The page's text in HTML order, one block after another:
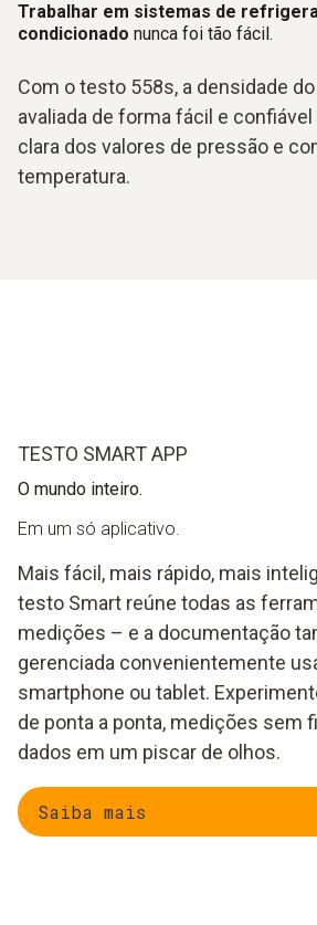
Trabalhar em sistemas de
condicionado nunca foi tão fácil.
Com o testo 558s, a densidade
avaliada de forma fácil e
clara dos valores de pressão e
temperatura.
TESTO SMART APP
O mundo inteiro.
Em um só aplicativo.
Mais fácil, mais rápido, mais
testo Smart reúne todas as
medições – e a documentação
gerenciada convenientemente
smartphone ou tablet.
de ponta a ponta, medições sem
dados em um piscar de olhos.
Saiba mais